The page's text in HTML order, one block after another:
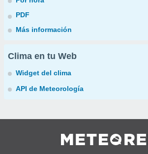
PDF
Más información
Clima en tu Web
Widget del clima
API de Meteorología